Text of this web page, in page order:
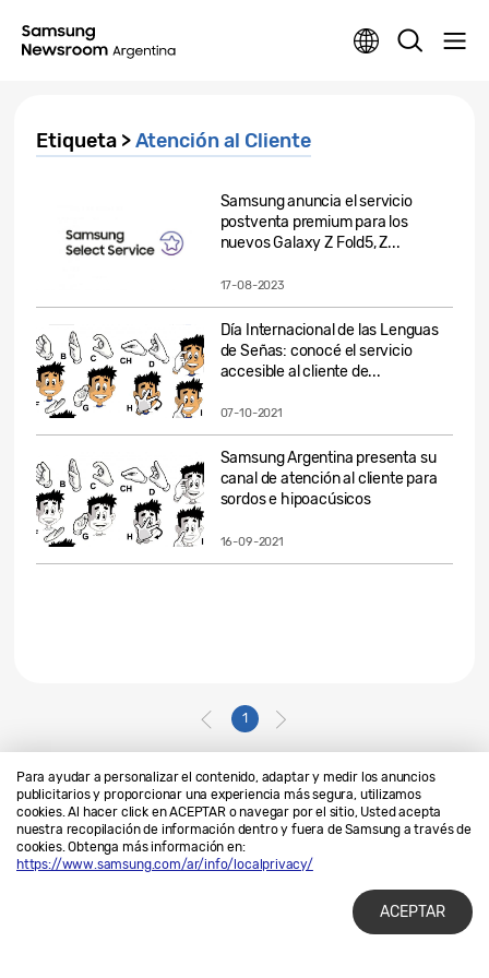
Para ayudar a personalizar el contenido, adaptar y medir los anuncios
publicitarios y proporcionar una experiencia más segura, utilizamos
cookies. Al hacer click en ACEPTAR o navegar por el sitio, Usted acepta
nuestra recopilación de información dentro y fuera de Samsung a través de
cookies. Obtenga más información en:
https://www.samsung.com/ar/info/localprivacy/
ACEPTAR
Etiqueta >Atención al Cliente
Samsung anuncia el servicio
postventa premium para los
nuevos Galaxy Z Fold5, Z...
17-08-2023
Día Internacional de las Lenguas
de Señas: conocé el servicio
accesible al cliente de...
07-10-2021
Samsung Argentina presenta su
canal de atención al cliente para
sordos e hipoacúsicos
16-09-2021
1
Contáctanos
SAMSUNG.COM
Privacidad